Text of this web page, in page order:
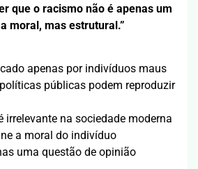
que o racismo não é apenas um
moral, mas estrutural.”
apenas por indivíduos maus
públicas podem reproduzir
irrelevante na sociedade moderna
a moral do indivíduo
uma questão de opinião